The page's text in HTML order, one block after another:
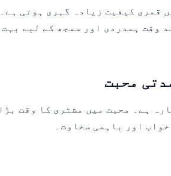
قمری کیفیت زیادہ گہری ہوتی ہے۔
وقت ہمدردی اور سمجھ کے لیے بہت
محبت
ہے۔ محبت میں مشتری کا وقت بڑا
اور باہمی سخاوت۔